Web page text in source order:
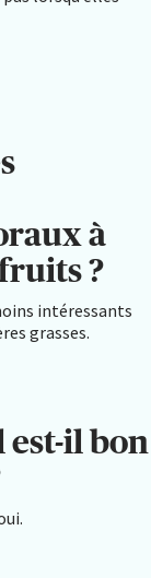
à
?
intéressants
grasses.
est-il bon